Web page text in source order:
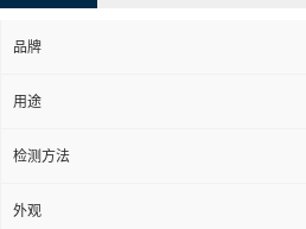
品牌
用途
检测方法
外观